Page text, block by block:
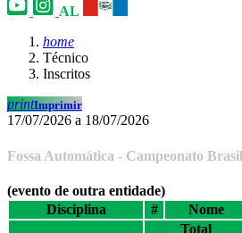
AL
home
Técnico
Inscritos
printImprimir
17/07/2026 a 18/07/2026
Fossa Automática - Campeonato
(evento de outra entidade)
Disciplina
# Nome
Total